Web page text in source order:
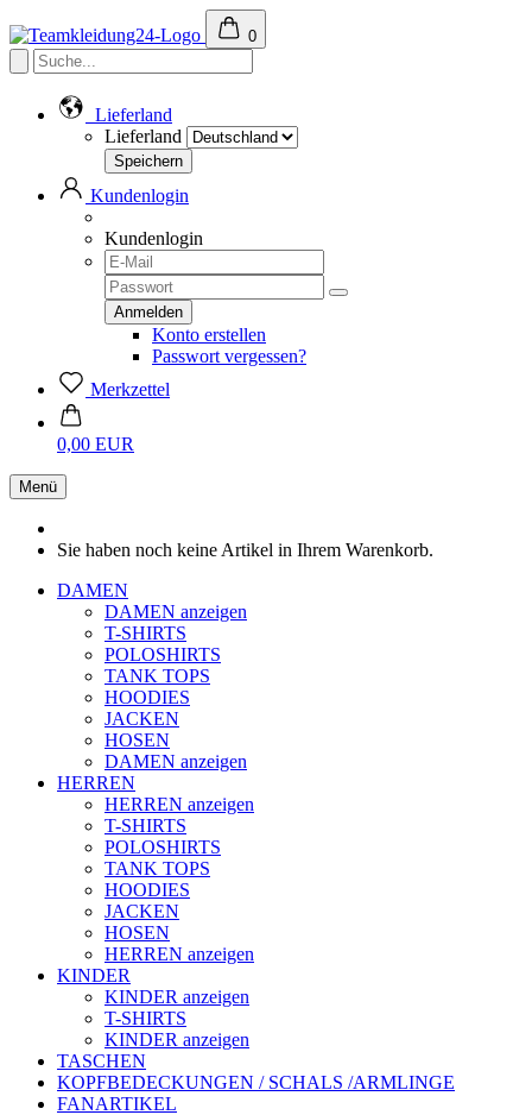
0
Lieferland
Lieferland
Kundenlogin
Kundenlogin
Konto erstellen
Passwort vergessen?
Merkzettel
0,00 EUR
Menü
Sie haben noch keine Artikel in Ihrem Warenkorb.
DAMEN
DAMEN anzeigen
T-SHIRTS
POLOSHIRTS
TANK TOPS
HOODIES
JACKEN
HOSEN
DAMEN anzeigen
HERREN
HERREN anzeigen
T-SHIRTS
POLOSHIRTS
TANK TOPS
HOODIES
JACKEN
HOSEN
HERREN anzeigen
KINDER
KINDER anzeigen
T-SHIRTS
KINDER anzeigen
TASCHEN
KOPFBEDECKUNGEN / SCHALS /ARMLINGE
FANARTIKEL